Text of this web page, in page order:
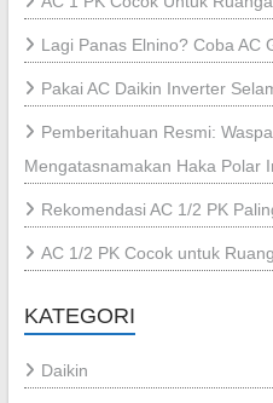
Lagi Panas Elnino? Coba AC
Pakai AC Daikin Inverter
Pemberitahuan Resmi:
Mengatasnamakan Haka Polar
Rekomendasi AC 1/2 PK
AC 1/2 PK Cocok untuk
KATEGORI
Daikin